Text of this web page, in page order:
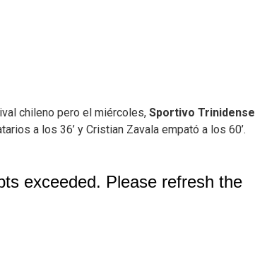
chileno pero el miércoles, Sportivo Trinidense
a los 36’ y Cristian Zavala empató a los 60’.